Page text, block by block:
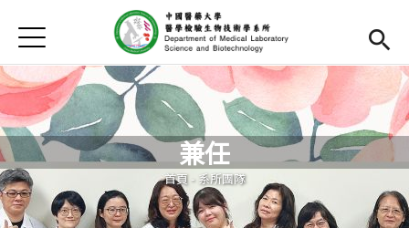
首頁
首頁
最新消息
Open submenu (系所介紹)
系所介紹
Open
系所團隊
Jump to Navigation
Jump to Main content
兼任
您在這裡
首頁 - 系所團隊